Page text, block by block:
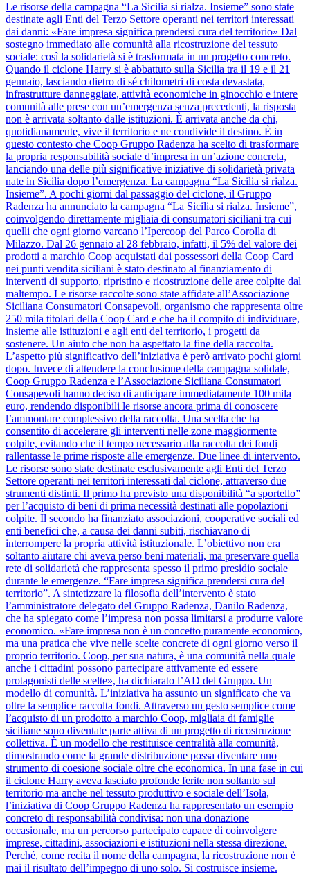
Le risorse della campagna “La Sicilia si rialza. Insieme” sono state
destinate agli Enti del Terzo Settore operanti nei territori interessati
dai danni: «Fare impresa significa prendersi cura del territorio» Dal
sostegno immediato alle comunità alla ricostruzione del tessuto
sociale: così la solidarietà si è trasformata in un progetto concreto.
Quando il ciclone Harry si è abbattuto sulla Sicilia tra il 19 e il 21
gennaio, lasciando dietro di sé chilometri di costa devastata,
infrastrutture danneggiate, attività economiche in ginocchio e intere
comunità alle prese con un’emergenza senza precedenti, la risposta
non è arrivata soltanto dalle istituzioni. È arrivata anche da chi,
quotidianamente, vive il territorio e ne condivide il destino. È in
questo contesto che Coop Gruppo Radenza ha scelto di trasformare
la propria responsabilità sociale d’impresa in un’azione concreta,
lanciando una delle più significative iniziative di solidarietà privata
nate in Sicilia dopo l’emergenza. La campagna “La Sicilia si rialza.
Insieme”. A pochi giorni dal passaggio del ciclone, il Gruppo
Radenza ha annunciato la campagna “La Sicilia si rialza. Insieme”,
coinvolgendo direttamente migliaia di consumatori siciliani tra cui
quelli che ogni giorno varcano l’Ipercoop del Parco Corolla di
Milazzo. Dal 26 gennaio al 28 febbraio, infatti, il 5% del valore dei
prodotti a marchio Coop acquistati dai possessori della Coop Card
nei punti vendita siciliani è stato destinato al finanziamento di
interventi di supporto, ripristino e ricostruzione delle aree colpite dal
maltempo. Le risorse raccolte sono state affidate all’Associazione
Siciliana Consumatori Consapevoli, organismo che rappresenta oltre
250 mila titolari della Coop Card e che ha il compito di individuare,
insieme alle istituzioni e agli enti del territorio, i progetti da
sostenere. Un aiuto che non ha aspettato la fine della raccolta.
L’aspetto più significativo dell’iniziativa è però arrivato pochi giorni
dopo. Invece di attendere la conclusione della campagna solidale,
Coop Gruppo Radenza e l’Associazione Siciliana Consumatori
Consapevoli hanno deciso di anticipare immediatamente 100 mila
euro, rendendo disponibili le risorse ancora prima di conoscere
l’ammontare complessivo della raccolta. Una scelta che ha
consentito di accelerare gli interventi nelle zone maggiormente
colpite, evitando che il tempo necessario alla raccolta dei fondi
rallentasse le prime risposte alle emergenze. Due linee di intervento.
Le risorse sono state destinate esclusivamente agli Enti del Terzo
Settore operanti nei territori interessati dal ciclone, attraverso due
strumenti distinti. Il primo ha previsto una disponibilità “a sportello”
per l’acquisto di beni di prima necessità destinati alle popolazioni
colpite. Il secondo ha finanziato associazioni, cooperative sociali ed
enti benefici che, a causa dei danni subiti, rischiavano di
interrompere la propria attività istituzionale. L’obiettivo non era
soltanto aiutare chi aveva perso beni materiali, ma preservare quella
rete di solidarietà che rappresenta spesso il primo presidio sociale
durante le emergenze. “Fare impresa significa prendersi cura del
territorio”. A sintetizzare la filosofia dell’intervento è stato
l’amministratore delegato del Gruppo Radenza, Danilo Radenza,
che ha spiegato come l’impresa non possa limitarsi a produrre valore
economico. «Fare impresa non è un concetto puramente economico,
ma una pratica che vive nelle scelte concrete di ogni giorno verso il
proprio territorio. Coop, per sua natura, è una comunità nella quale
anche i cittadini possono partecipare attivamente ed essere
protagonisti delle scelte», ha dichiarato l’AD del Gruppo. Un
modello di comunità. L’iniziativa ha assunto un significato che va
oltre la semplice raccolta fondi. Attraverso un gesto semplice come
l’acquisto di un prodotto a marchio Coop, migliaia di famiglie
siciliane sono diventate parte attiva di un progetto di ricostruzione
collettiva. È un modello che restituisce centralità alla comunità,
dimostrando come la grande distribuzione possa diventare uno
strumento di coesione sociale oltre che economica. In una fase in cui
il ciclone Harry aveva lasciato profonde ferite non soltanto sul
territorio ma anche nel tessuto produttivo e sociale dell’Isola,
l’iniziativa di Coop Gruppo Radenza ha rappresentato un esempio
concreto di responsabilità condivisa: non una donazione
occasionale, ma un percorso partecipato capace di coinvolgere
imprese, cittadini, associazioni e istituzioni nella stessa direzione.
Perché, come recita il nome della campagna, la ricostruzione non è
mai il risultato dell’impegno di uno solo. Si costruisce insieme.